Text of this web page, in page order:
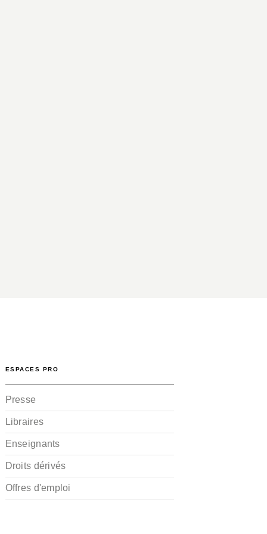
ESPACES PRO
Presse
Libraires
Enseignants
Droits dérivés
Offres d'emploi